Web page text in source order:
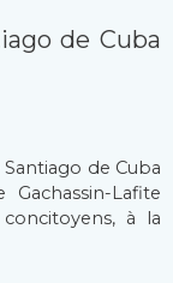
de Cuba
de Cuba
Lafite
à la